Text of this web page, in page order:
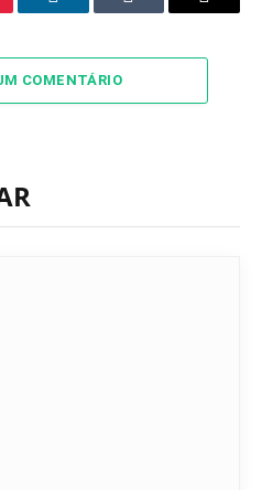
LinkedInTumblr Email
COMENTÁRIO